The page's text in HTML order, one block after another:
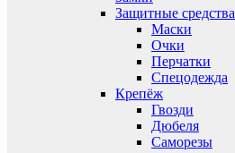
Защитные средства
Маски
Очки
Перчатки
Спецодежда
Крепёж
Гвозди
Дюбеля
Саморезы